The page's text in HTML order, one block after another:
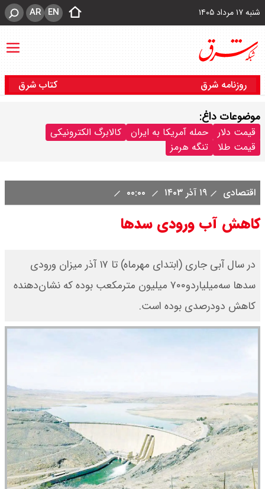
شنبه ۱۷ مرداد ۱۴۰۵ EN
AR
روزنامه شرق کتاب شرق
موضوعات داغ:
قیمت دلار حمله آمریکا به ایران
کالابرگ الکترونیکی
قیمت طلا
تنگه هرمز
اقتصادی ۱۹ آذر ۱۴۰۳
کاهش آب ورودی سدها
در سال آبی جاری (ابتدای مهر‌ماه) تا ۱۷ آذر میزان ورودی
سدها سه‌میلیارد‌و۷۰۰ میلیون مترمکعب بوده که نشان‌دهنده
کاهش دو‌درصدی بوده است.